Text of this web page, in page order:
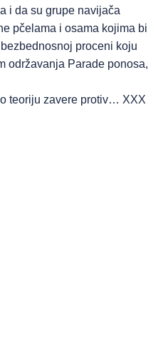
i da su grupe navijača
pčelama i osama kojima bi
proceni koju
održavanja Parade ponosa,
teoriju zavere protiv… XXX